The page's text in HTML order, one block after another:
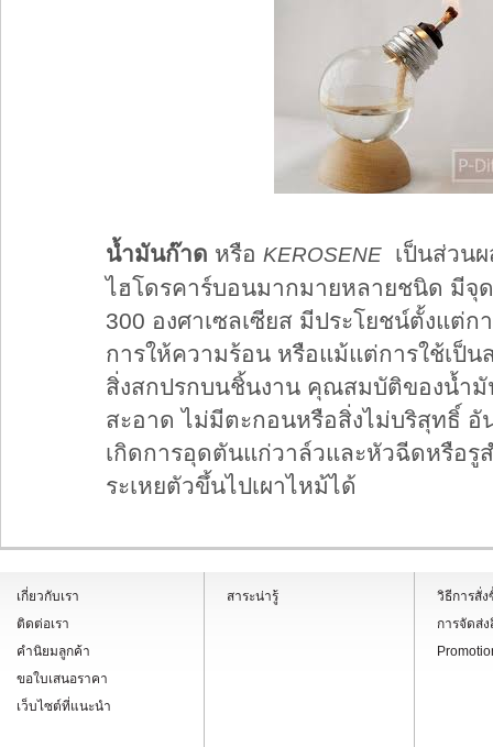
น้ำมันก๊าด หรือ KEROSENE เป็นส่วน
ไฮโดรคาร์บอนมากมายหลายชนิด มีจุ
300 องศาเซลเซียส มีประโยชน์ตั้งแต่ก
การให้ความร้อน หรือแม้แต่การใช้เป็
สิ่งสกปรกบนชิ้นงาน คุณสมบัติของน้ำ
สะอาด ไม่มีตะกอนหรือสิ่งไม่บริสุทธิ์ อั
เกิดการอุดตันแก่วาล์วและหัวฉีดหรือรู
ระเหยตัวขึ้นไปเผาไหม้ได้
เกี่ยวกับเรา
ติดต่อเรา
คำนิยมลูกค้า
ขอใบเสนอราคา
เว็บไซต์ที่แนะนำ
สาระน่ารู้
วิธีการสั่ง
การจัดส่